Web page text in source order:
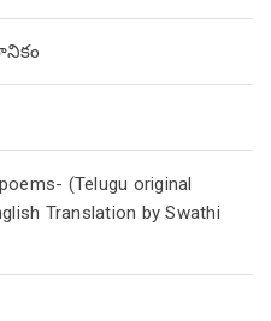
(Telugu original
Translation by Swathi